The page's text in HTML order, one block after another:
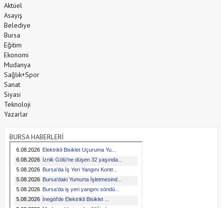
Aktüel
Asayiş
Belediye
Bursa
Eğitim
Ekonomi
Mudanya
Sağlık+Spor
Sanat
Siyasi
Teknoloji
Yazarlar
BURSA HABERLERİ